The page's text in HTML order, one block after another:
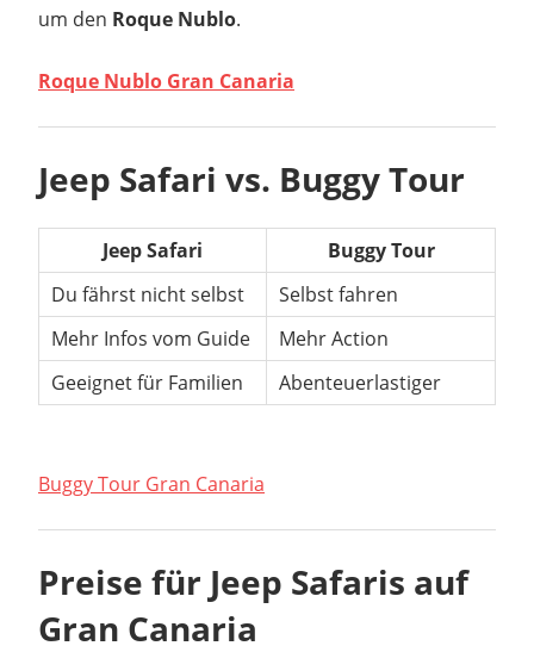
um den Roque Nublo.
Roque Nublo Gran Canaria
Jeep Safari vs. Buggy Tour
Jeep Safari
Buggy Tour
Du fährst nicht selbst
Selbst fahren
Mehr Infos vom Guide
Mehr Action
Geeignet für Familien
Abenteuerlastiger
Buggy Tour Gran Canaria
Preise für Jeep Safaris auf
Gran Canaria